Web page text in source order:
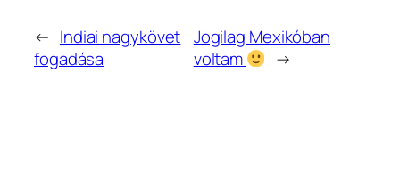
← Indiai nagykövet
fogadása
Jogilag Mexikóban
voltam
→